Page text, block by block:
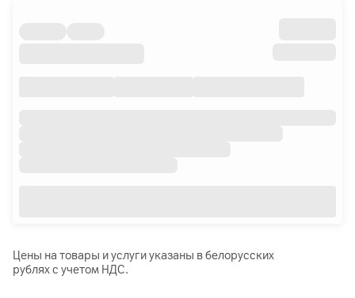
Цены на товары и услуги указаны в белорусских
рублях с учетом НДС.